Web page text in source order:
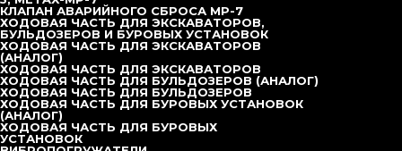
КЛАПАН АВАРИЙНОГО СБРОСА MP-7
ХОДОВАЯ ЧАСТЬ ДЛЯ ЭКСКАВАТОРОВ,
БУЛЬДОЗЕРОВ И БУРОВЫХ УСТАНОВОК
ХОДОВАЯ ЧАСТЬ ДЛЯ ЭКСКАВАТОРОВ
(АНАЛОГ)
ХОДОВАЯ ЧАСТЬ ДЛЯ ЭКСКАВАТОРОВ
ХОДОВАЯ ЧАСТЬ ДЛЯ БУЛЬДОЗЕРОВ (АНАЛОГ)
ХОДОВАЯ ЧАСТЬ ДЛЯ БУЛЬДОЗЕРОВ
ХОДОВАЯ ЧАСТЬ ДЛЯ БУРОВЫХ УСТАНОВОК
(АНАЛОГ)
ХОДОВАЯ ЧАСТЬ ДЛЯ БУРОВЫХ
УСТАНОВОК